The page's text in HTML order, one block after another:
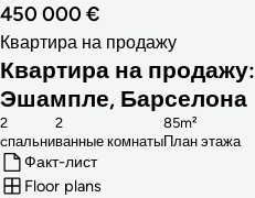
450 000 €
Квартира на продажу
Квартира на
Эшампле, Барселона
cпальни
2
ванные комнаты
2
План этажа
85m²
Факт-лист
Floor plans